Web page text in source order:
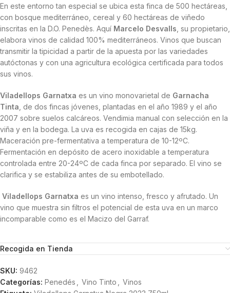
En este entorno tan especial se ubica esta finca de 500 hectáreas,
con bosque mediterráneo, cereal y 60 hectáreas de viñedo
inscritas en la D.O. Penedès. Aquí Marcelo Desvalls , su propietario,
elabora vinos de calidad 100% mediterráneos. Vinos que buscan
transmitir la tipicidad a partir de la apuesta por las variedades
autóctonas y con una agricultura ecológica certificada para todos
sus vinos.
Viladellops Garnatxa es un vino monovarietal de Garnacha
Tinta , de dos fincas jóvenes, plantadas en el año 1989 y el año
2007 sobre suelos calcáreos. Vendimia manual con selección en la
viña y en la bodega. La uva es recogida en cajas de 15kg.
Maceración pre-fermentativa a temperatura de 10-12ºC.
Fermentación en depósito de acero inoxidable a temperatura
controlada entre 20-24ºC de cada finca por separado. El vino se
clarifica y se estabiliza antes de su embotellado.
Viladellops Garnatxa es un vino intenso, fresco y afrutado. Un
vino que muestra sin filtros el potencial de esta uva en un marco
incomparable como es el Macizo del Garraf.
Recogida en Tienda
SKU: 9462
Categorías: Penedés Vino Tinto
Vinos